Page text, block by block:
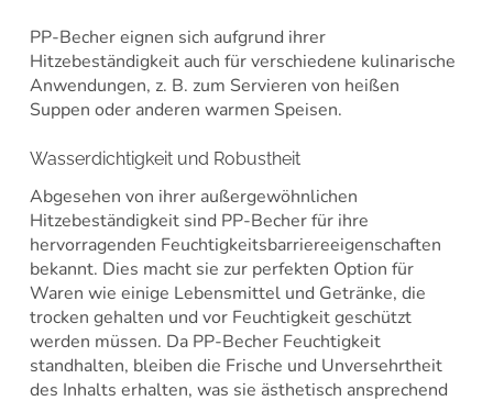
PP-Becher eignen sich aufgrund ihrer
Hitzebeständigkeit auch für verschiedene kulinarische
Anwendungen, z. B. zum Servieren von heißen
Suppen oder anderen warmen Speisen.
Wasserdichtigkeit und Robustheit
Abgesehen von ihrer außergewöhnlichen
Hitzebeständigkeit sind PP-Becher für ihre
hervorragenden Feuchtigkeitsbarriereeigenschaften
bekannt. Dies macht sie zur perfekten Option für
Waren wie einige Lebensmittel und Getränke, die
trocken gehalten und vor Feuchtigkeit geschützt
werden müssen. Da PP-Becher Feuchtigkeit
standhalten, bleiben die Frische und Unversehrtheit
des Inhalts erhalten, was sie ästhetisch ansprechend